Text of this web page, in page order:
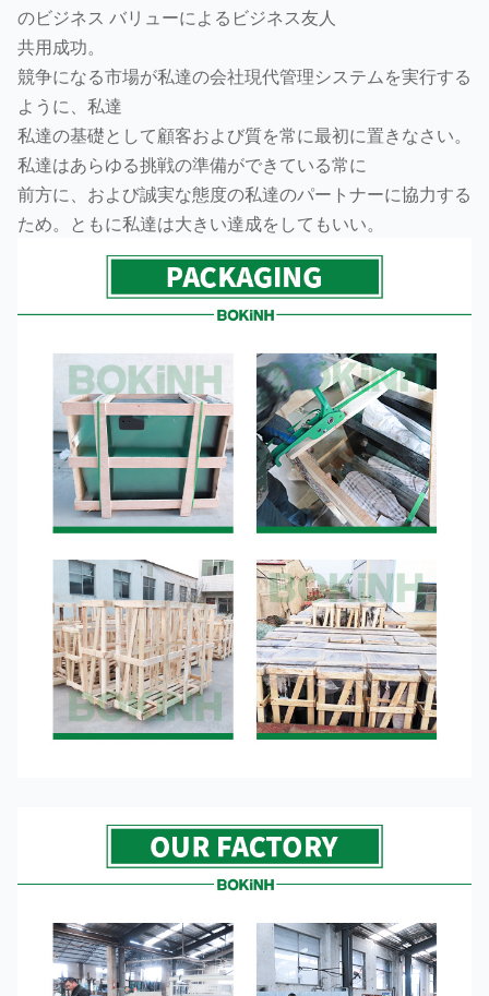
のビジネス バリューによるビジネス友人
共用成功。
競争になる市場が私達の会社現代管理システムを実行する
ように、私達
私達の基礎として顧客および質を常に最初に置きなさい。
私達はあらゆる挑戦の準備ができている常に
前方に、および誠実な態度の私達のパートナーに協力する
ため。ともに私達は大きい達成をしてもいい。